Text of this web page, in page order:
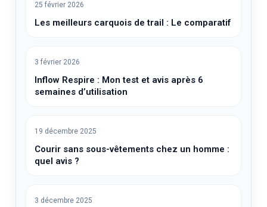
25 février 2026
Les meilleurs carquois de trail : Le comparatif
3 février 2026
Inflow Respire : Mon test et avis après 6
semaines d’utilisation
19 décembre 2025
Courir sans sous-vêtements chez un homme :
quel avis ?
3 décembre 2025